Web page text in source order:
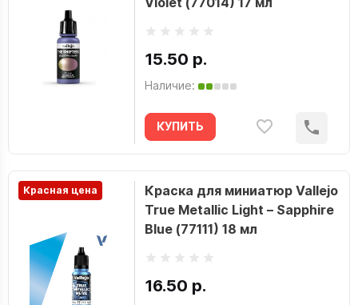
15.50 р.
Наличие:
КУПИТЬ
Красная цена
Краска для миниатюр Vallejo
True Metallic Light – Sapphire
Blue (77111) 18 мл
16.50 р.